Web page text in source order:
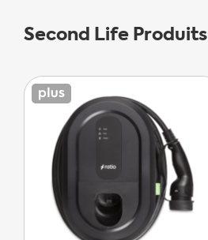
Second Life Produits